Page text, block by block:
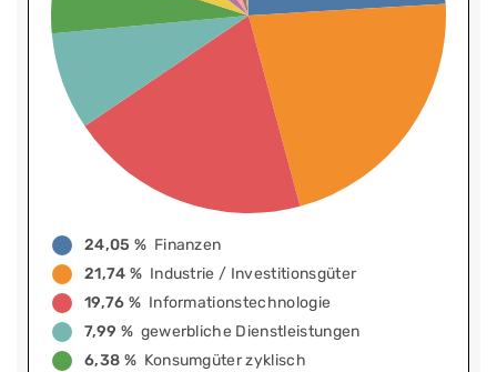
24,05 % Finanzen
21,74 % Industrie / Investitionsgüter
19,76 % Informationstechnologie
7,99 % gewerbliche Dienstleistungen
6,38 % Konsumgüter zyklisch